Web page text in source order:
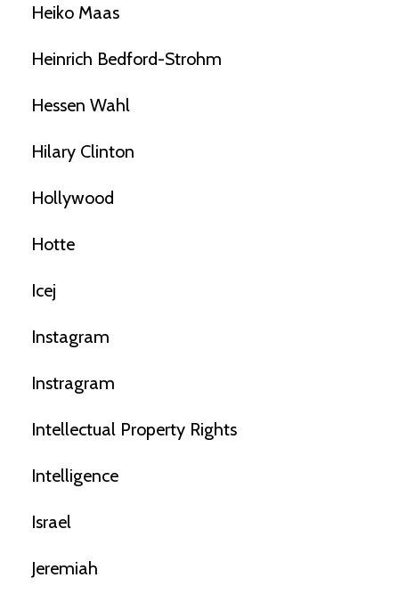
Heiko Maas
Heinrich Bedford-Strohm
Hessen Wahl
Hilary Clinton
Hollywood
Hotte
Icej
Instagram
Instragram
Intellectual Property Rights
Intelligence
Israel
Jeremiah